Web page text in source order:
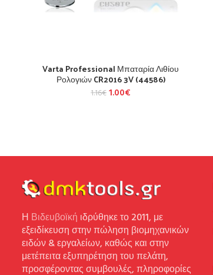
Varta Professional Μπαταρία Λιθίου
Ρολογιών CR2016 3V (44586)
1.16€ 1.00€
Η Βιδευβοϊκή ιδρύθηκε το 2011, με
εξειδίκευση στην πώληση βιομηχανικών
ειδών & εργαλείων, καθώς και στην
μετέπειτα εξυπηρέτηση του πελάτη,
προσφέροντας συμβουλές, πληροφορίες